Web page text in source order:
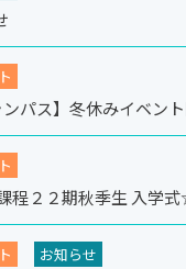
ンパス】冬休みイベン
程２２期秋季生 入学
お知らせ